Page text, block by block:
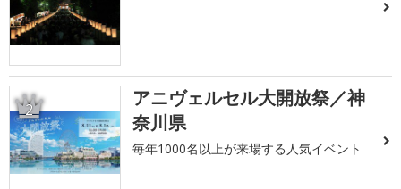
2
アニヴェルセル大開放祭／神
奈川県
毎年1000名以上が来場する人気イベント